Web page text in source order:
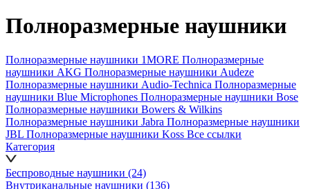
Полноразмерные наушники
Полноразмерные наушники 1MORE Полноразмерные
наушники AKG Полноразмерные наушники Audeze
Полноразмерные наушники Audio-Technica Полноразмерные
наушники Blue Microphones Полноразмерные наушники Bose
Полноразмерные наушники Bowers & Wilkins
Полноразмерные наушники Jabra Полноразмерные наушники
JBL Полноразмерные наушники Koss Все ссылки
Категория
Беспроводные наушники (24)
Внутриканальные наушники (136)